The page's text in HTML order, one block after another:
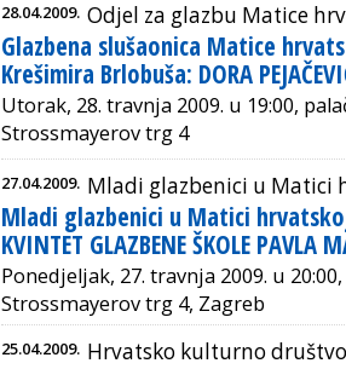
28.04.2009. Odjel za glazbu Matice
Glazbena slušaonica Matice
Krešimira Brlobuša: DORA
Utorak, 28. travnja 2009. u 19:00,
Strossmayerov trg 4
27.04.2009. Mladi glazbenici u Matici
Mladi glazbenici u Matici hrvatskoj
KVINTET GLAZBENE ŠKOLE PAVLA
Ponedjeljak, 27. travnja 2009. u
Strossmayerov trg 4, Zagreb
25.04.2009. Hrvatsko kulturno